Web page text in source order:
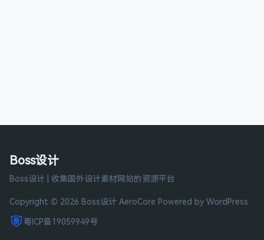
Boss设计
Boss设计 | 收集国外设计素材网站的资源平台
Copyright © 2026 Boss设计 AeroCore Powered by WordPress
粤ICP备19059949号